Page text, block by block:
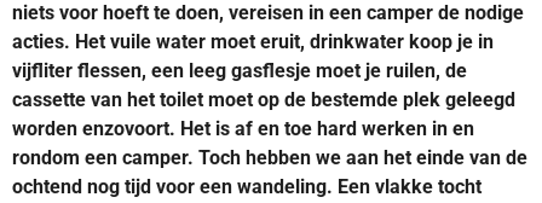
niets voor hoeft te doen, vereisen in een camper de nodige
acties. Het vuile water moet eruit, drinkwater koop je in
vijfliter flessen, een leeg gasflesje moet je ruilen, de
cassette van het toilet moet op de bestemde plek geleegd
worden enzovoort. Het is af en toe hard werken in en
rondom een camper. Toch hebben we aan het einde van de
ochtend nog tijd voor een wandeling. Een vlakke tocht